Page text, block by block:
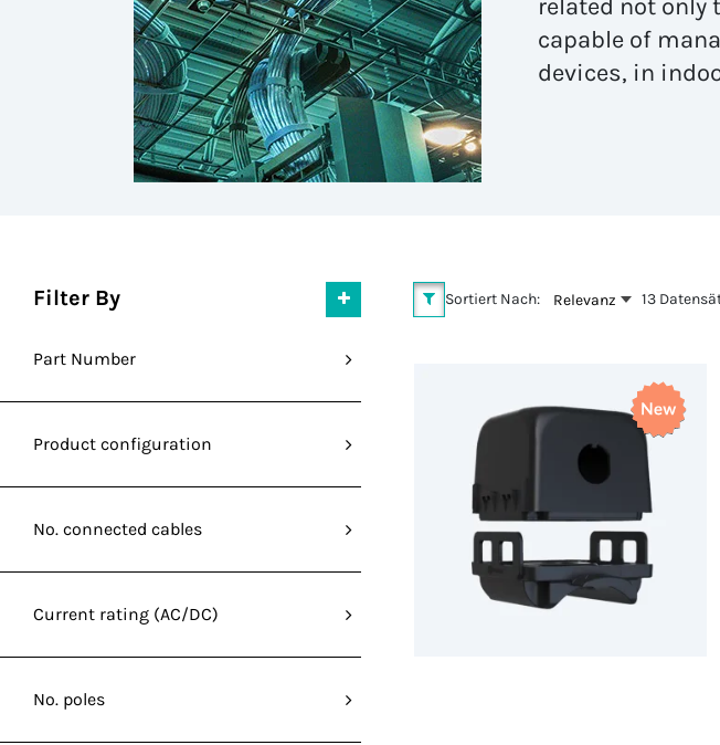
related not only
capable of
devices, in
Filter By
Part Number
Product configuration
No. connected cables
Current rating (AC/DC)
No. poles
Sortiert Nach: Relevanz 13